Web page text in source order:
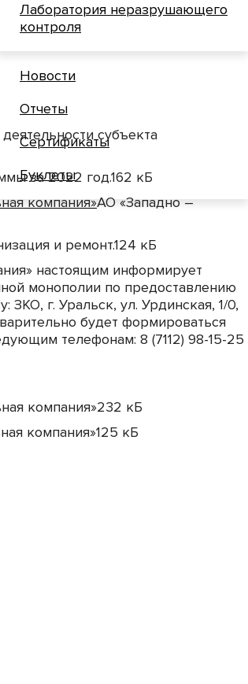
Лаборатория неразрушающего
контроля
Новости
Отчеты
Сертификаты
Буклеты
субъекта
за 2022 год.162 кБ
компания»АО «Западно –
и ремонт.124 кБ
настоящим информирует
монополии по предоставлению
г. Уральск, ул. Урдинская, 1/0,
будет формироваться
телефонам: 8 (7112) 98-15-25
компания»232 кБ
компания»125 кБ